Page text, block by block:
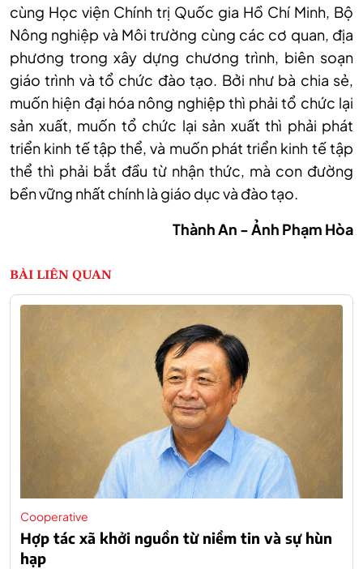
cùng Học viện Chính trị Quốc gia Hồ Chí Minh, Bộ
Nông nghiệp và Môi trường cùng các cơ quan, địa
phương trong xây dựng chương trình, biên soạn
giáo trình và tổ chức đào tạo. Bởi như bà chia sẻ,
muốn hiện đại hóa nông nghiệp thì phải tổ chức lại
sản xuất, muốn tổ chức lại sản xuất thì phải phát
triển kinh tế tập thể, và muốn phát triển kinh tế tập
thể thì phải bắt đầu từ nhận thức, mà con đường
bền vững nhất chính là giáo dục và đào tạo.
Thành An - Ảnh Phạm Hòa
BÀI LIÊN QUAN
Cooperative
Hợp tác xã khởi nguồn từ niềm tin và sự hùn
hạp